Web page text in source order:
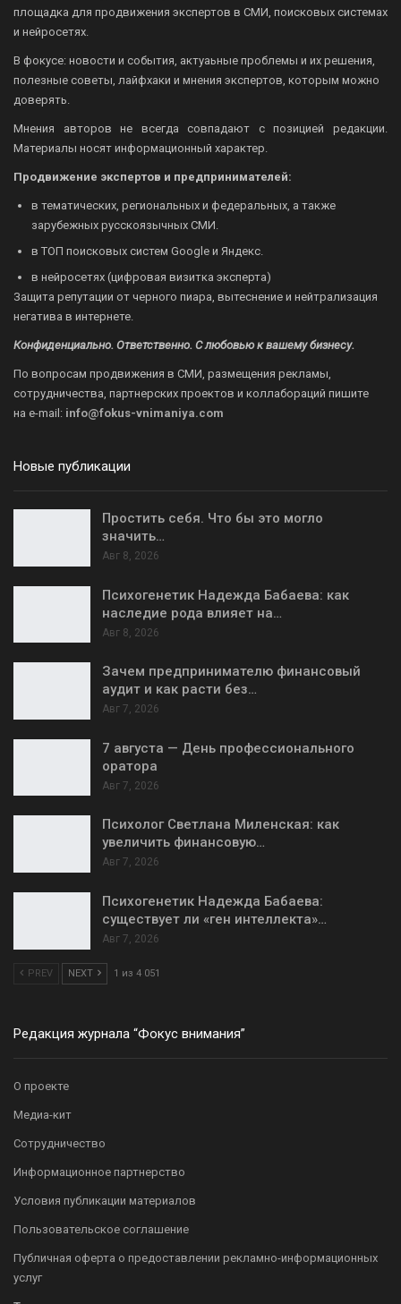
площадка для продвижения экспертов в СМИ, поисковых системах
и нейросетях.
В фокусе: новости и события, актуаьные проблемы и их решения,
полезные советы, лайфхаки и мнения экспертов, которым можно
доверять.
Мнения авторов не всегда совпадают с позицией редакции.
Материалы носят информационный характер.
Продвижение экспертов и предпринимателей:
в тематических, региональных и федеральных, а также
зарубежных русскоязычных СМИ.
в ТОП поисковых систем Google и Яндекс.
в нейросетях (цифровая визитка эксперта)
Защита репутации от черного пиара, вытеснение и нейтрализация
негатива в интернете.
Конфиденциально. Ответственно. С любовью к вашему бизнесу.
По вопросам продвижения в СМИ, размещения рекламы,
сотрудничества, партнерских проектов и коллабораций пишите
на e-mail: info@fokus-vnimaniya.com
Новые публикации
Простить себя. Что бы это могло
значить…
Авг 8, 2026
Психогенетик Надежда Бабаева: как
наследие рода влияет на…
Авг 8, 2026
Зачем предпринимателю финансовый
аудит и как расти без…
Авг 7, 2026
7 августа — День профессионального
оратора
Авг 7, 2026
Психолог Светлана Миленская: как
увеличить финансовую…
Авг 7, 2026
Психогенетик Надежда Бабаева:
существует ли «ген интеллекта»…
Авг 7, 2026
PREV NEXT 1 из 4 051
Редакция журнала “Фокус внимания”
О проекте
Медиа-кит
Сотрудничество
Информационное партнерство
Условия публикации материалов
Пользовательское соглашение
Публичная оферта о предоставлении рекламно-информационных
услуг